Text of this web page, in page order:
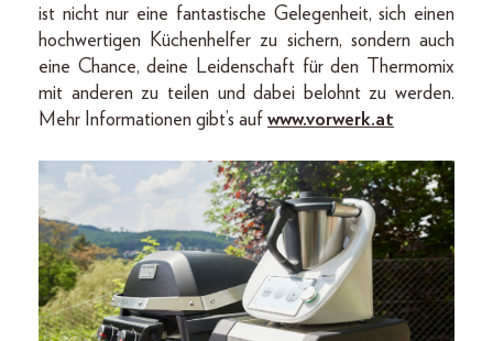
ist nicht nur eine fantastische Gelegenheit, sich einen
hochwertigen Küchenhelfer zu sichern, sondern auch
eine Chance, deine Leidenschaft für den Thermomix
mit anderen zu teilen und dabei belohnt zu werden.
Mehr Informationen gibt’s auf www.vorwerk.at